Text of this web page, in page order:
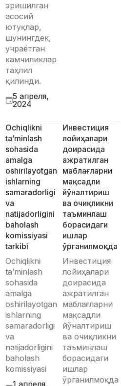
эришилган
асосий
ютуқлар,
шунингдек,
учраётган
камчиликлар
таҳлил
қилинди.
5 апреля,
2024
Ochiqlikni
ta’minlash
sohasida
amalga
oshirilayotgan
ishlarning
samaradorligi
va
natijadorligini
baholash
komissiyasi
tarkibi
Ochiqlikni
ta’minlash
sohasida
amalga
oshirilayotgan
ishlarning
samaradorligi
va
natijadorligini
baholash
komissiyasi
1 апреля,
Инвестиция
лойиҳалари
доирасида
ажратилган
маблағларни
мақсадли
йўналтириш
ва очиқликни
таъминлаш
борасидаги
ишлар
ўрганилмоқда
Инвестиция
лойиҳалари
доирасида
ажратилган
маблағларни
мақсадли
йўналтириш
ва очиқликни
таъминлаш
борасидаги
ишлар
ўрганилмоқда